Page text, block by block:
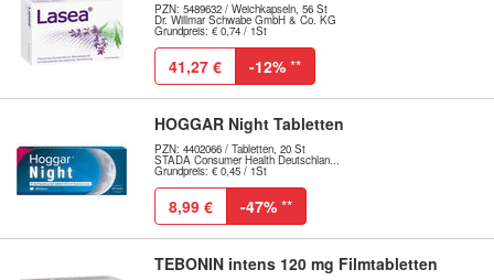
PZN: 5489632 / Weichkapseln, 56 St
Dr. Willmar Schwabe GmbH & Co. KG
Grundpreis: € 0,74 / 1St
41,27 € -12% **
HOGGAR Night Tabletten
PZN: 4402066 / Tabletten, 20 St
STADA Consumer Health Deutschlan...
Grundpreis: € 0,45 / 1St
8,99 € -47% **
TEBONIN intens 120 mg Filmtabletten